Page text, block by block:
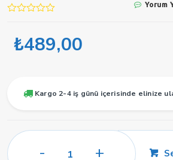
Yorum
₺489,00
Kargo 2-4 iş günü içerisinde elinize
Soel